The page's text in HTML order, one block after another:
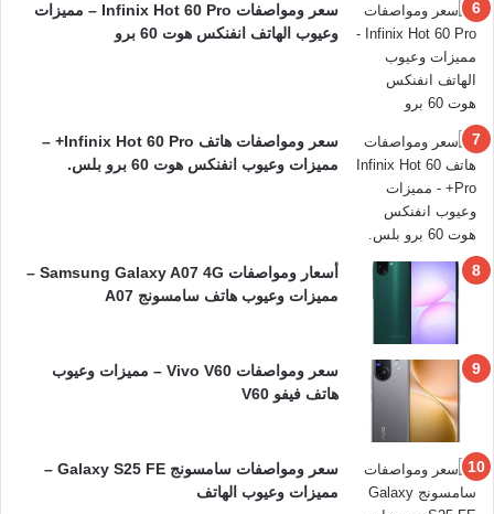
سعر ومواصفات Infinix Hot 60 Pro – مميزات
وعيوب الهاتف انفنكس هوت 60 برو
سعر ومواصفات هاتف Infinix Hot 60 Pro+ –
مميزات وعيوب انفنكس هوت 60 برو بلس.
أسعار ومواصفات Samsung Galaxy A07 4G –
مميزات وعيوب هاتف سامسونج A07
سعر ومواصفات Vivo V60 – مميزات وعيوب
هاتف فيفو V60
سعر ومواصفات سامسونج Galaxy S25 FE –
مميزات وعيوب الهاتف